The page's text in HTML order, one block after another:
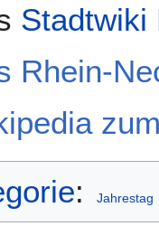
Stadtwiki
Rhein-
: Jahrestag